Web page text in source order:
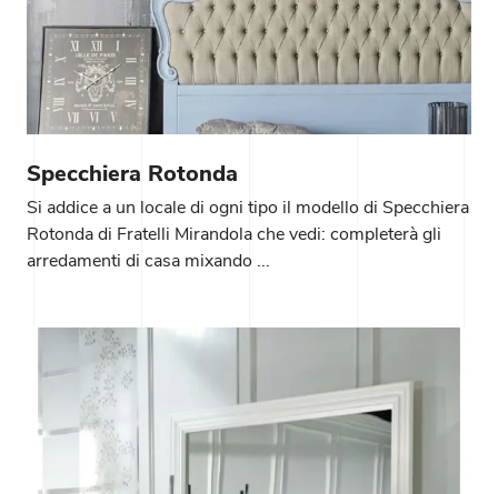
Specchiera Rotonda
Si addice a un locale di ogni tipo il modello di Specchiera
Rotonda di Fratelli Mirandola che vedi: completerà gli
arredamenti di casa mixando ...